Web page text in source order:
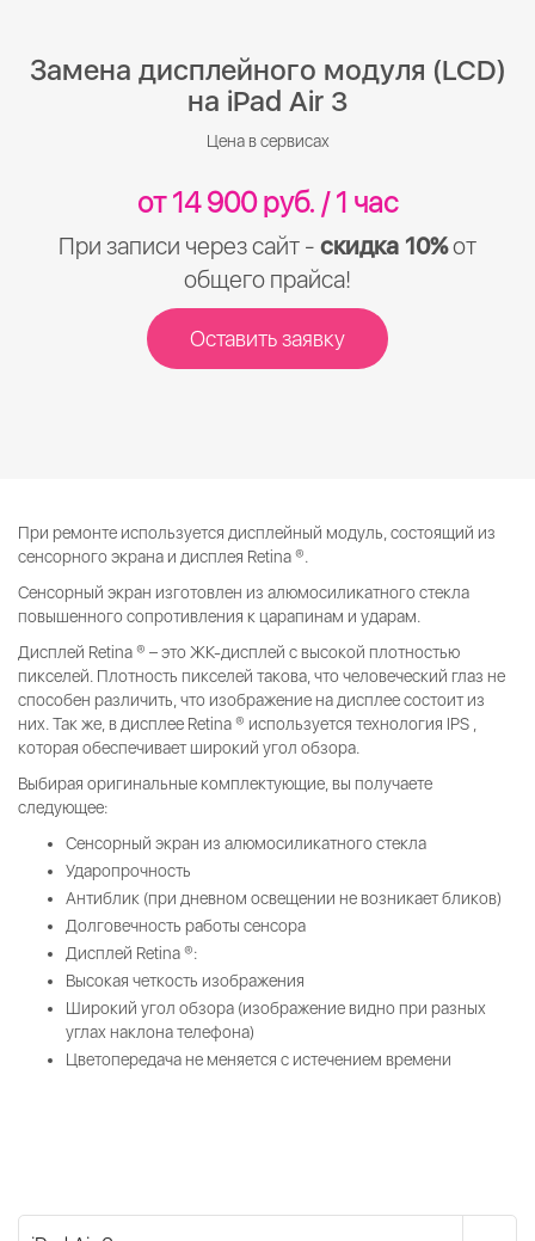
Замена дисплейного модуля (LCD)
на iPad Air 3
Цена в сервисах
от 14 900 руб. / 1 час
При записи через сайт - скидка 10%от
общего прайса!
Оставить заявку
При ремонте используется дисплейный модуль, состоящий из
сенсорного экрана и дисплея Retina ®.
Сенсорный экран изготовлен из алюмосиликатного стекла
повышенного сопротивления к царапинам и ударам.
Дисплей Retina ® – это ЖК-дисплей с высокой плотностью
пикселей. Плотность пикселей такова, что человеческий глаз не
способен различить, что изображение на дисплее состоит из
них. Так же, в дисплее Retina ® используется технология IPS ,
которая обеспечивает широкий угол обзора.
Выбирая оригинальные комплектующие, вы получаете
следующее:
Сенсорный экран из алюмосиликатного стекла
Ударопрочность
Антиблик (при дневном освещении не возникает бликов)
Долговечность работы сенсора
Дисплей Retina ®:
Высокая четкость изображения
Широкий угол обзора (изображение видно при разных
углах наклона телефона)
Цветопередача не меняется с истечением времени